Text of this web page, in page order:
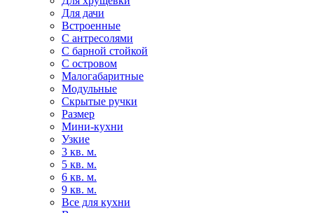
Для дачи
Встроенные
С антресолями
С барной стойкой
С островом
Малогабаритные
Модульные
Скрытые ручки
Размер
Мини-кухни
Узкие
3 кв. м.
5 кв. м.
6 кв. м.
9 кв. м.
Все для кухни